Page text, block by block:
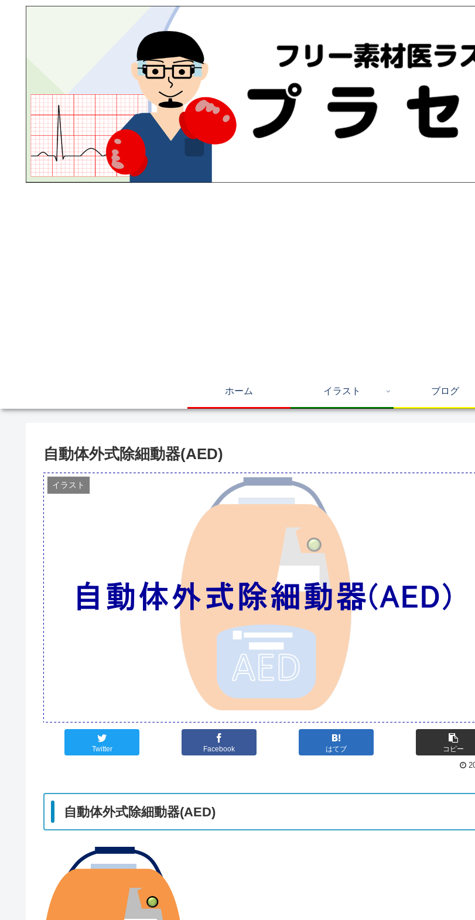
ホーム イラスト ブログ
自動体外式除細動器(AED)
イラスト
Twitter Facebook はてブ コピー
自動体外式除細動器(AED)